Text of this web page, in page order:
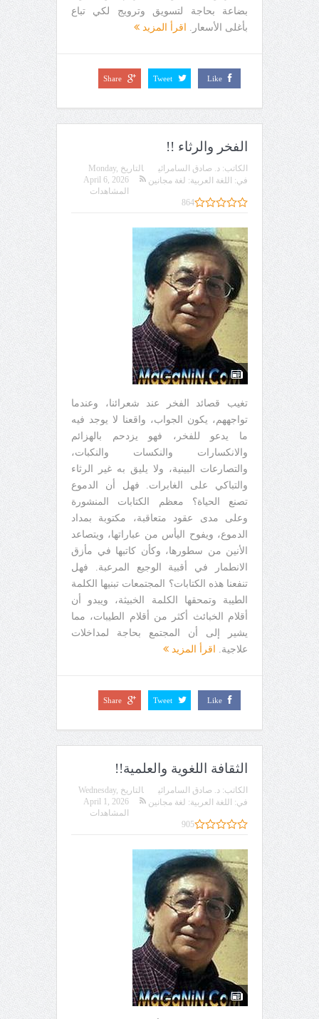
بضاعة بحاجة لتسويق وترويج لكي تباع
بأغلى الأسعار. اقرأ المزيد
Like
Tweet
Share
الفخر والرثاء !!
الكاتب: د. صادق السامرائي التاريخ Monday,
April 6, 2026
في: اللغة العربية: لغة مجانين
المشاهدات
864
تغيب قصائد الفخر عند شعرائنا، وعندما
تواجههم، يكون الجواب، واقعنا لا يوجد فيه
ما يدعو للفخر، فهو يزدحم بالهزائم
والانكسارات والنكسات والنكبات،
والتصارعات البينية، ولا يليق به غير الرثاء
والتباكي على الغابرات. فهل أن الدموع
تصنع الحياة؟ معظم الكتابات المنشورة
وعلى مدى عقود متعاقبة، مكتوبة بمداد
الدموع، ويفوح اليأس من عباراتها، ويتصاعد
الأنين من سطورها، وكأن كاتبها في مأزق
الانطمار في أقبية الوجيع المرعبة. فهل
تنفعنا هذه الكتابات؟ المجتمعات تبنيها الكلمة
الطيبة وتمحقها الكلمة الخبيثة، ويبدو أن
أقلام الخبائث أكثر من أقلام الطيبات، مما
يشير إلى أن المجتمع بحاجة لمداخلات
علاجية.
اقرأ المزيد
Like
Tweet
Share
الثقافة اللغوية والعلمية!!
الكاتب: د. صادق السامرائي التاريخ Wednesday,
April 1, 2026
في: اللغة العربية: لغة مجانين
المشاهدات
905